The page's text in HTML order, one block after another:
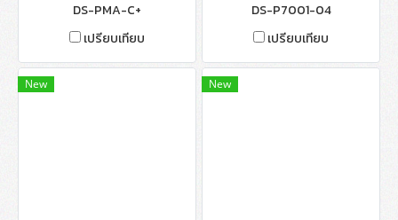
DS-PMA-C+
เปรียบเทียบ
DS-P7001-04
เปรียบเทียบ
New New